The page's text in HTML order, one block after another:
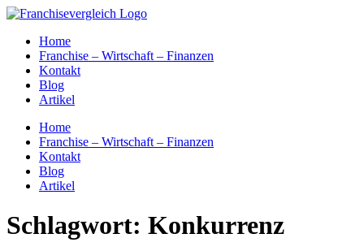
Zum
springenHome
Franchise – Wirtschaft – Finanzen
Kontakt
Blog
Artikel
Home
Franchise – Wirtschaft – Finanzen
Kontakt
Blog
Artikel
Schlagwort: Konkurrenz